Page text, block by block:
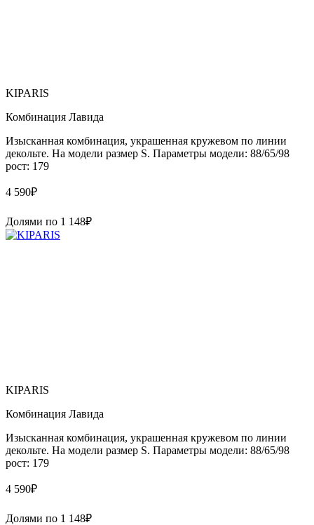
KIPARIS
Комбинация Лавида
Изысканная комбинация, украшенная кружевом по линии
декольте. На модели размер S. Параметры модели: 88/65/98
рост: 179
4 590₽
Долями по 1 148₽
KIPARIS
Комбинация Лавида
Изысканная комбинация, украшенная кружевом по линии
декольте. На модели размер S. Параметры модели: 88/65/98
рост: 179
4 590₽
Долями по 1 148₽